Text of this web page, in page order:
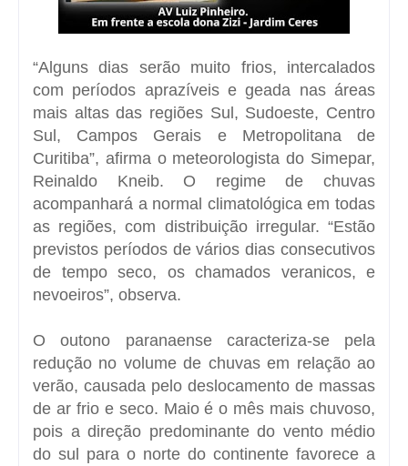
“Alguns dias serão muito frios, intercalados
com períodos aprazíveis e geada nas áreas
mais altas das regiões Sul, Sudoeste, Centro
Sul, Campos Gerais e Metropolitana de
Curitiba”, afirma o meteorologista do Simepar,
Reinaldo Kneib. O regime de chuvas
acompanhará a normal climatológica em todas
as regiões, com distribuição irregular. “Estão
previstos períodos de vários dias consecutivos
de tempo seco, os chamados veranicos, e
nevoeiros”, observa.
O outono paranaense caracteriza-se pela
redução no volume de chuvas em relação ao
verão, causada pelo deslocamento de massas
de ar frio e seco. Maio é o mês mais chuvoso,
pois a direção predominante do vento médio
do sul para o norte do continente favorece a